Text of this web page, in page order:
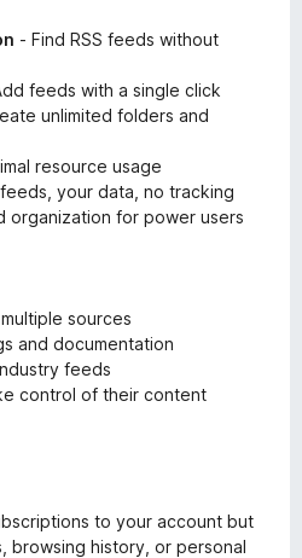
- Find RSS feeds without
feeds with a single click
unlimited folders and
resource usage
your data, no tracking
organization for power users
sources
and documentation
feeds
control of their content
to your account but
browsing history, or personal